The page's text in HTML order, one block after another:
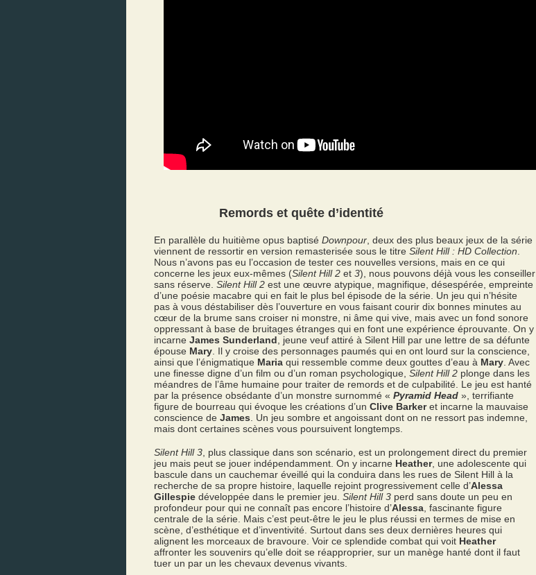
Remords et quête d’identité
En parallèle du huitième opus baptisé Downpour , deux des plus beaux jeux de la série
viennent de ressortir en version remasterisée sous le titre Silent Hill : HD Collection
Nous n’avons pas eu l’occasion de tester ces nouvelles versions, mais en ce qui
concerne les jeux eux-mêmes (Silent Hill 2 et 3), nous pouvons déjà vous les conseiller
sans réserve. Silent Hill 2 est une œuvre atypique, magnifique, désespérée, empreinte
d’une poésie macabre qui en fait le plus bel épisode de la série. Un jeu qui n’hésite
pas à vous déstabiliser dès l’ouverture en vous faisant courir dix bonnes minutes au
cœur de la brume sans croiser ni monstre, ni âme qui vive, mais avec un fond sonore
oppressant à base de bruitages étranges qui en font une expérience éprouvante. On y
incarne James Sunderland , jeune veuf attiré à Silent Hill par une lettre de sa défunte
épouse Mary . Il y croise des personnages paumés qui en ont lourd sur la conscience,
ainsi que l’énigmatique Maria qui ressemble comme deux gouttes d’eau à Mary . Avec
une finesse digne d’un film ou d’un roman psychologique, Silent Hill 2 plonge dans les
méandres de l’âme humaine pour traiter de remords et de culpabilité. Le jeu est hanté
par la présence obsédante d’un monstre surnommé « Pyramid Head », terrifiante
figure de bourreau qui évoque les créations d’un Clive Barkeret incarne la mauvaise
conscience de James . Un jeu sombre et angoissant dont on ne ressort pas indemne,
mais dont certaines scènes vous poursuivent longtemps.
Silent Hill 3 , plus classique dans son scénario, est un prolongement direct du premier
jeu mais peut se jouer indépendamment. On y incarne Heather, une adolescente qui
bascule dans un cauchemar éveillé qui la conduira dans les rues de Silent Hill à la
recherche de sa propre histoire, laquelle rejoint progressivement celle d’Alessa
Gillespie développée dans le premier jeu. Silent Hill 3 perd sans doute un peu en
profondeur pour qui ne connaît pas encore l’histoire d’Alessa , fascinante figure
centrale de la série. Mais c’est peut-être le jeu le plus réussi en termes de mise en
scène, d’esthétique et d’inventivité. Surtout dans ses deux dernières heures qui
alignent les morceaux de bravoure. Voir ce splendide combat qui voit Heather
affronter les souvenirs qu’elle doit se réapproprier, sur un manège hanté dont il faut
tuer un par un les chevaux devenus vivants.